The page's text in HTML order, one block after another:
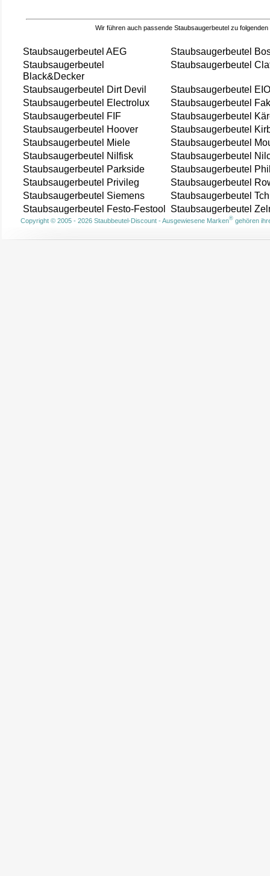
Wir führen auch passende Staubsaugerbeutel zu folgenden
Staubsaugerbeutel AEG
Staubsaugerbeutel
Staubsaugerbeutel
Black&Decker
Staubsaugerbeutel
Staubsaugerbeutel Dirt Devil
Staubsaugerbeutel
Staubsaugerbeutel Electrolux
Staubsaugerbeutel
Staubsaugerbeutel FIF
Staubsaugerbeutel
Staubsaugerbeutel Hoover
Staubsaugerbeutel
Staubsaugerbeutel Miele
Staubsaugerbeutel
Staubsaugerbeutel Nilfisk
Staubsaugerbeutel
Staubsaugerbeutel Parkside
Staubsaugerbeutel
Staubsaugerbeutel Privileg
Staubsaugerbeutel
Staubsaugerbeutel Siemens
Staubsaugerbeutel
Staubsaugerbeutel Festo-Festool
Staubsaugerbeutel
Copyright © 2005 - 2026 Staubbeutel-Discount - Ausgewiesene Marken®gehören